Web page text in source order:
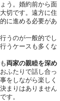
運
う。婚約前から面
切です。遠方に住
に進める必要があ
うのが一般的でし
うケースも多くな
両家の親睦を深め
ふたりで話し合っ
をしながら楽しく
まりはありません
す。